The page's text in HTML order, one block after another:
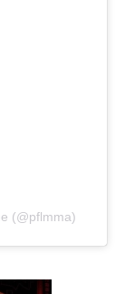
(@pflmma)